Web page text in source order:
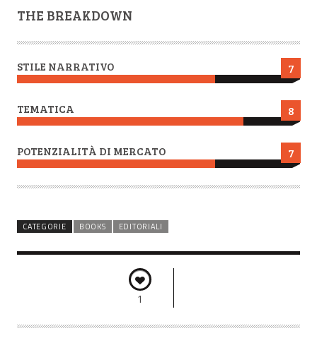
THE BREAKDOWN
STILE NARRATIVO 7
TEMATICA 8
POTENZIALITÀ DI MERCATO 7
CATEGORIE BOOKS EDITORIALI
1